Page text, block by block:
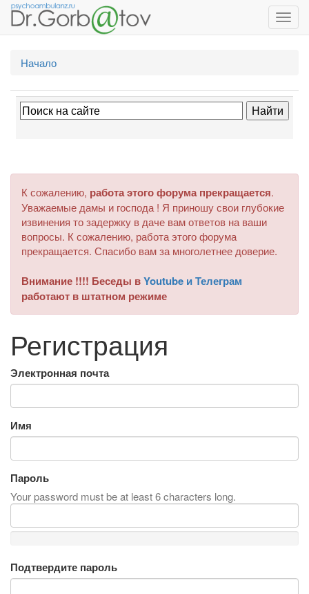
Начало
К сожалению, работа этого форума прекращается.
Уважаемые дамы и господа ! Я приношу свои глубокие
извинения то задержку в даче вам ответов на ваши
вопросы. К сожалению, работа этого форума
прекращается. Спасибо вам за многолетнее доверие.
Внимание !!!! Беседы вYoutube и Телеграм
работают в штатном режиме
Регистрация
Электронная почта
Имя
Пароль
Your password must be at least 6 characters long.
Подтвердите пароль